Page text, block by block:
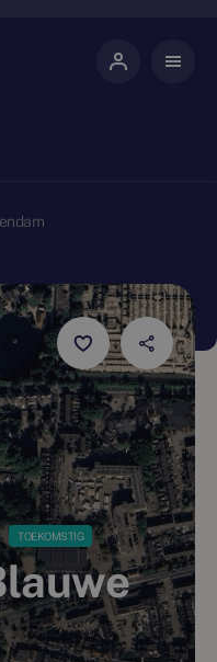
TOEKOMSTIG